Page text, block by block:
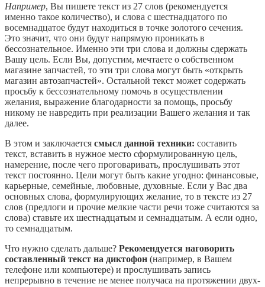
Например, Вы пишете текст из 27 слов (рекомендуется
именно такое количество), и слова с шестнадцатого по
восемнадцатое будут находиться в точке золотого сечения.
Это значит, что они будут напрямую проникать в
бессознательное. Именно эти три слова и должны сдержать
Вашу цель. Если Вы, допустим, мечтаете о собственном
магазине запчастей, то эти три слова могут быть «открыть
магазин автозапчастей». Остальной текст может содержать
просьбу к бессознательному помочь в осуществлении
желания, выражение благодарности за помощь, просьбу
никому не навредить при реализации Вашего желания и так
далее.
В этом и заключается смысл данной техники: составить
текст, вставить в нужное место сформулированную цель,
намерение, после чего проговаривать, прослушивать этот
текст постоянно. Цели могут быть какие угодно: финансовые,
карьерные, семейные, любовные, духовные. Если у Вас два
основных слова, формулирующих желание, то в тексте из 27
слов (предлоги и прочие мелкие части речи тоже считаются за
слова) ставьте их шестнадцатым и семнадцатым. А если одно,
то семнадцатым.
Что нужно сделать дальше? Рекомендуется наговорить
составленный текст на диктофон (например, в Вашем
телефоне или компьютере) и прослушивать запись
непрерывно в течение не менее получаса на протяжении двух-